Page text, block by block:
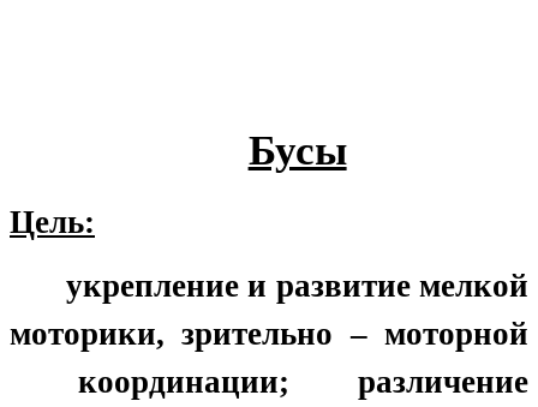
Бусы
Цель:
укрепление и развитие мелкой
моторики, зрительно – моторной
координации; различение